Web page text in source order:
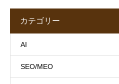
カテゴリー
AI
SEO/MEO